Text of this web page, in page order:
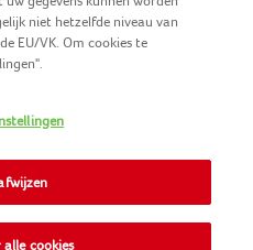
IGLO 2025
ONS
POLICY
FOODS
POLICY
niet hetzelfde niveau van
EU/VK. Om cookies te
alle cookies